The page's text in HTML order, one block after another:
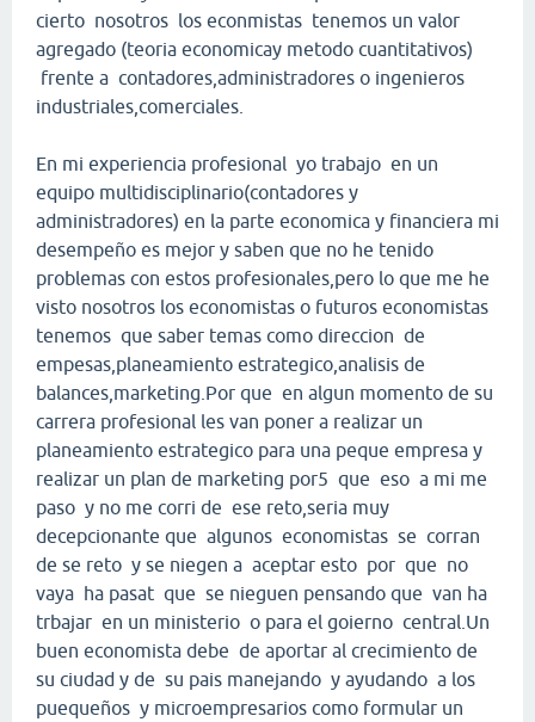
cierto nosotros los econmistas tenemos un valor
agregado (teoria economicay metodo cuantitativos)
frente a contadores,administradores o ingenieros
industriales,comerciales.
En mi experiencia profesional yo trabajo en un
equipo multidisciplinario(contadores y
administradores) en la parte economica y financiera mi
desempeño es mejor y saben que no he tenido
problemas con estos profesionales,pero lo que me he
visto nosotros los economistas o futuros economistas
tenemos que saber temas como direccion de
empesas,planeamiento estrategico,analisis de
balances,marketing.Por que en algun momento de su
carrera profesional les van poner a realizar un
planeamiento estrategico para una peque empresa y
realizar un plan de marketing por5 que eso a mi me
paso y no me corri de ese reto,seria muy
decepcionante que algunos economistas se corran
de se reto y se niegen a aceptar esto por que no
vaya ha pasat que se nieguen pensando que van ha
trbajar en un ministerio o para el goierno central.Un
buen economista debe de aportar al crecimiento de
su ciudad y de su pais manejando y ayudando a los
puequeños y microempresarios como formular un